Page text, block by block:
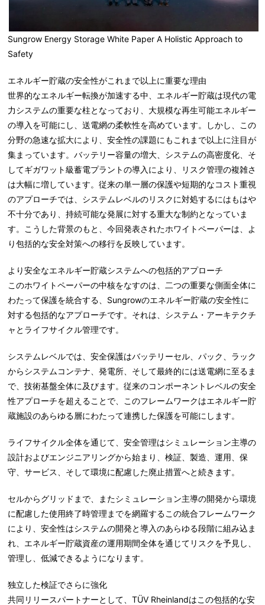
Sungrow Energy Storage White Paper A Holistic Approach to
Safety
エネルギー貯蔵の安全性がこれまで以上に重要な理由
世界的なエネルギー転換が加速する中、エネルギー貯蔵は現代の電
力システムの重要な柱となっており、大規模な再生可能エネルギー
の導入を可能にし、送電網の柔軟性を高めています。しかし、この
分野の急速な拡大により、安全性の課題にもこれまで以上に注目が
集まっています。バッテリー容量の増大、システムの高密度化、そ
してギガワット級蓄電プラントの導入により、リスク管理の複雑さ
は大幅に増しています。従来の単一層の保護や短期的なコスト重視
のアプローチでは、システムレベルのリスクに対処するにはもはや
不十分であり、持続可能な発展に対する重大な制約となっていま
す。こうした背景のもと、今回発表されたホワイトペーパーは、よ
り包括的な安全対策への移行を反映しています。
より安全なエネルギー貯蔵システムへの包括的アプローチ
このホワイトペーパーの中核をなすのは、二つの重要な側面全体に
わたって保護を統合する、Sungrowのエネルギー貯蔵の安全性に
対する包括的なアプローチです。それは、システム・アーキテクチ
ャとライフサイクル管理です。
システムレベルでは、安全保護はバッテリーセル、パック、ラック
からシステムコンテナ、発電所、そして最終的には送電網に至るま
で、技術基盤全体に及びます。従来のコンポーネントレベルの安全
性アプローチを超えることで、このフレームワークはエネルギー貯
蔵施設のあらゆる層にわたって連携した保護を可能にします。
ライフサイクル全体を通じて、安全管理はシミュレーション主導の
設計およびエンジニアリングから始まり、検証、製造、運用、保
守、サービス、そして環境に配慮した廃止措置へと続きます。
セルからグリッドまで、またシミュレーション主導の開発から環境
に配慮した使用終了時管理までを網羅するこの統合フレームワーク
により、安全性はシステムの開発と導入のあらゆる段階に組み込ま
れ、エネルギー貯蔵資産の運用期間全体を通じてリスクを予見し、
管理し、低減できるようになります。
独立した検証でさらに強化
共同リリースパートナーとして、TÜV Rheinlandはこの包括的な安